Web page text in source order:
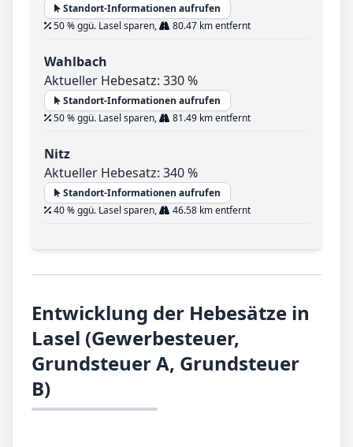
Standort-Informationen aufrufen
50 % ggü. Lasel sparen,
80.47 km entfernt
Wahlbach
Aktueller Hebesatz: 330 %
Standort-Informationen aufrufen
50 % ggü. Lasel sparen,
81.49 km entfernt
Nitz
Aktueller Hebesatz: 340 %
Standort-Informationen aufrufen
40 % ggü. Lasel sparen,
46.58 km entfernt
Entwicklung der Hebesätze in
Lasel (Gewerbesteuer,
Grundsteuer A, Grundsteuer
B)